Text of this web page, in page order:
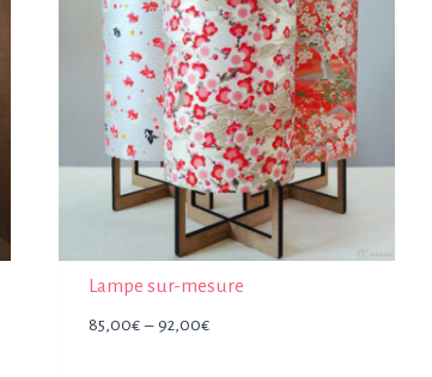
Lampe sur-mesure
85,00€ – 92,00€Plage